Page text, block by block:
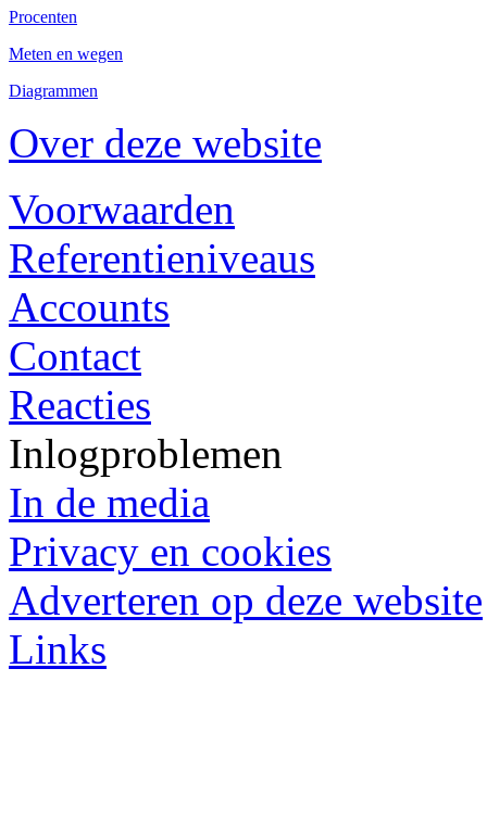
Procenten
Meten en wegen
Diagrammen
Over deze website
Voorwaarden
Referentieniveaus
Accounts
Contact
Reacties
Inlogproblemen
In de media
Privacy en cookies
Adverteren op deze website
Links